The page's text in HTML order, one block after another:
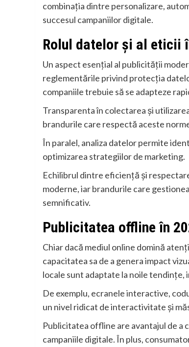
combinația dintre personalizare,
succesul campaniilor digitale.
Rolul datelor și al eticii
Un aspect esențial al publicității
reglementările privind protecția
companiile trebuie să se adapteze
Transparenta în colectarea și
brandurile care respectă aceste
În paralel, analiza datelor permite
optimizarea strategiilor de marketing.
Echilibrul dintre eficiență și
moderne, iar brandurile care
semnificativ.
Publicitatea offline în
Chiar dacă mediul online domină
capacitatea sa de a genera impact
locale sunt adaptate la noile
De exemplu, ecranele interactive,
un nivel ridicat de interactivitate și
Publicitatea offline are avantajul de a
campaniile digitale. În plus,